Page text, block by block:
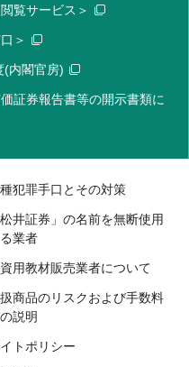
覧サービス＞
＞
(内閣官房)
証券報告書等の開示書類に
犯罪手口とその対策
松井証券」の名前を無断使用
業者
用教材販売業者について
商品のリスクおよび手数料
説明
トポリシー